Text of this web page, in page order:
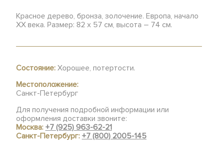
Красное дерево, бронза, золочение. Европа, начало
XX века. Размер: 82 х 57 см, высота – 74 см.
Состояние: Хорошее, потертости.
Местоположение:
Санкт-Петербург
Для получения подробной информации или
оформления доставки звоните:
Москва:+7 (925) 963-62-21
Санкт-Петербург:+7 (800) 2005-145